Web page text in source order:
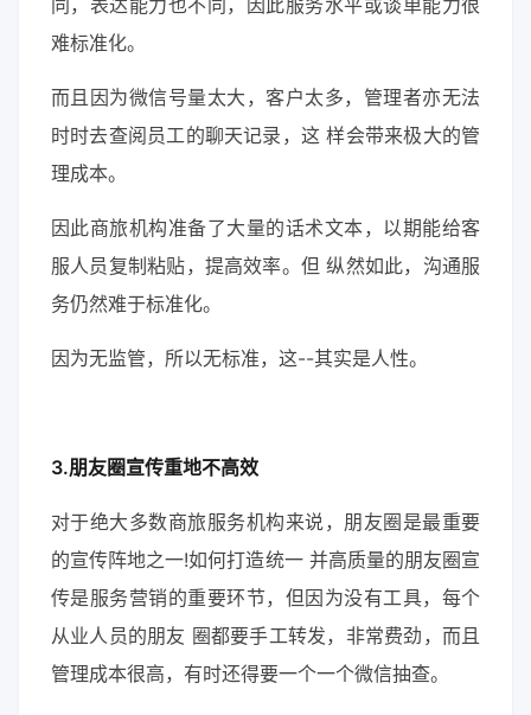
同，表达能力也不同，因此服务水平或谈单能力很
难标准化。
而且因为微信号量太大，客户太多，管理者亦无法
时时去查阅员工的聊天记录，这 样会带来极大的管
理成本。
因此商旅机构准备了大量的话术文本，以期能给客
服人员复制粘贴，提高效率。但 纵然如此，沟通服
务仍然难于标准化。
因为无监管，所以无标准，这--其实是人性。
3.朋友圈宣传重地不高效
对于绝大多数商旅服务机构来说，朋友圈是最重要
的宣传阵地之一!如何打造统一 并高质量的朋友圈宣
传是服务营销的重要环节，但因为没有工具，每个
从业人员的朋友 圈都要手工转发，非常费劲，而且
管理成本很高，有时还得要一个一个微信抽查。